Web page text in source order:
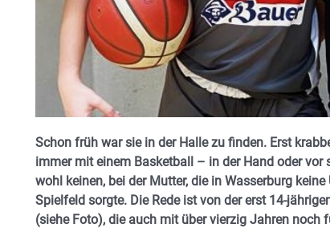
Schon früh war sie in der Halle zu finden. Erst
immer mit einem Basketball – in der Hand oder
wohl keinen, bei der Mutter, die in Wasserburg
Spielfeld sorgte. Die Rede ist von der erst 14-
(siehe Foto), die auch mit über vierzig Jahren noch